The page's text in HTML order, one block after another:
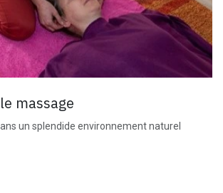
massage
un splendide environnement naturel